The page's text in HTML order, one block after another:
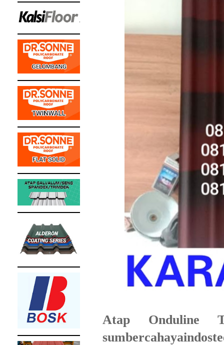
Atap Onduline